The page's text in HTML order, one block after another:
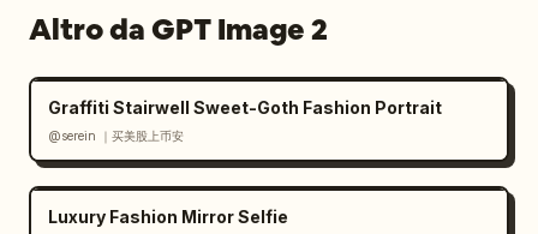
Altro da GPT Image 2
Graffiti Stairwell Sweet-Goth Fashion Portrait
@serein ｜买美股上币安
Luxury Fashion Mirror Selfie